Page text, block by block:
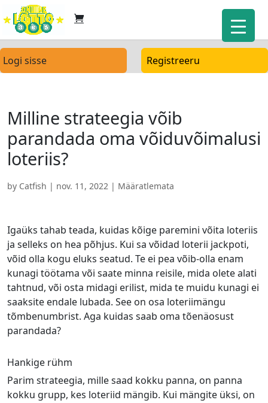
Logi sisse Registreeru
Milline strateegia võib
parandada oma võiduvõimalusi
loteriis?
by Catfish | nov. 11, 2022 | Määratlemata
Igaüks tahab teada, kuidas kõige paremini võita loteriis
ja selleks on hea põhjus. Kui sa võidad loterii jackpoti,
võid olla kogu eluks seatud. Te ei pea võib-olla enam
kunagi töötama või saate minna reisile, mida olete alati
tahtnud, või osta midagi erilist, mida te muidu kunagi ei
saaksite endale lubada. See on osa loteriimängu
tõmbenumbrist. Aga kuidas saab oma tõenäosust
parandada?
Hankige rühm
Parim strateegia, mille saad kokku panna, on panna
kokku grupp, kes loteriid mängib. Kui mängite üksi, on